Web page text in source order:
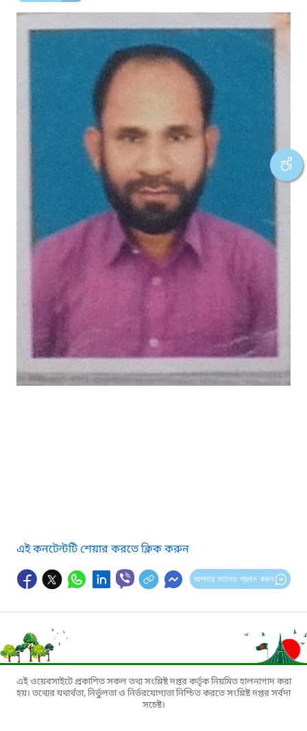
এই কনটেন্টটি শেয়ার করতে ক্লিক করুন
আপনার মতামত প্রদান করুন
এই ওয়েবসাইটে প্রকাশিত সকল তথ্য সংশ্লিষ্ট দপ্তর কর্তৃক নিয়মিত হালনাগাদ করা
হয়। তথ্যের যথার্থতা, নির্ভুলতা ও নির্ভরযোগ্যতা নিশ্চিত করতে সংশ্লিষ্ট দপ্তর সর্বদা
সচেষ্ট।